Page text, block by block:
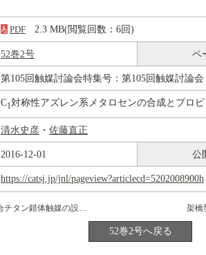
PDF 2.3 MB(閲覧回数：6回)
52巻2号 ペ
第105回触媒討論会特集号：第105回触媒討論会
C1対称性アズレン系メタロセンの合成とプロ
清水史彦 ・ 佐藤直正
2016-12-01 公
https://catsj.jp/jnl/pageview?articlecd=5202008900h
高性能オレフィン重合チタン錯体触媒の設計・合成─MAOの要らない触媒設計─
52巻2号へ戻る